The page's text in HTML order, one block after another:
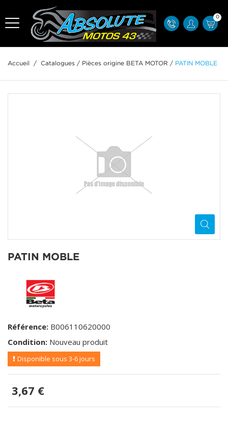
0
Accueil / Catalogues / Pièces origine BETA MOTOR / PATIN MOBLE
PATIN MOBLE
Référence: B006110620000
Condition: Nouveau produit
Disponible sous 3-6 jours
3,67 €